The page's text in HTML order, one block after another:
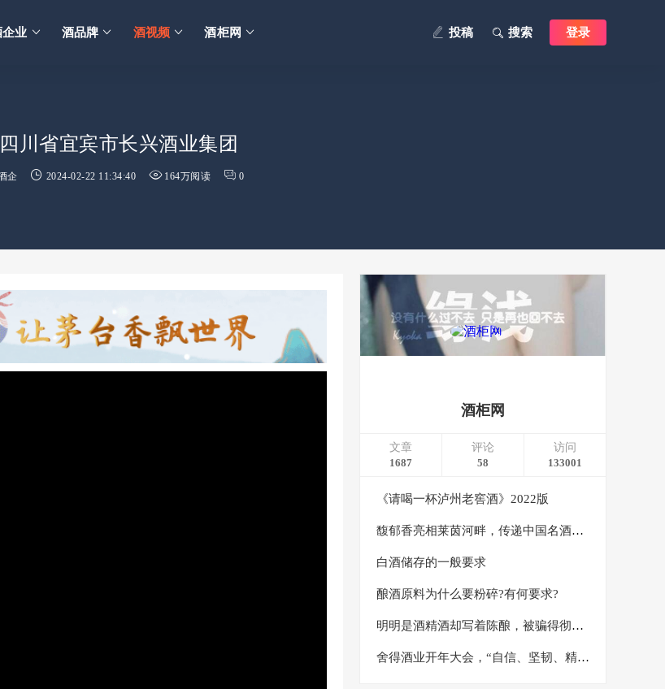
企业 酒品牌 酒视频 酒柜网 登录
搜索
投稿
四川省宜宾市长兴酒业集团
企 2024-02-22 11:34:40 164万阅读 0
酒柜网
文章
1687
评论
58
访问
133001
《请喝一杯泸州老窖酒》2022版
馥郁香亮相莱茵河畔，传递中国名酒东方文化之美
白酒储存的一般要求
酿酒原料为什么要粉碎?有何要求?
明明是酒精酒却写着陈酿，被骗得彻彻底底
舍得酒业开年大会，“自信、坚韧、精益、创造”八个字绘就2024发展蓝图